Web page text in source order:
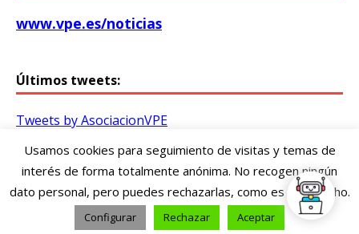
www.vpe.es/noticias
Últimos tweets:
Tweets by AsociacionVPE
Asociación Vitoriana de Patinetes Eléctricos /
Gasteizko Patinete Elektriko Elkartea
vpe@vpe.es
Aviso legal y Política de privacidad
Usamos cookies para seguimiento de visitas y temas de
interés de forma totalmente anónima. No recogen ningún
dato personal, pero puedes rechazarlas, como es tu derecho.
Configurar Rechazar Aceptar